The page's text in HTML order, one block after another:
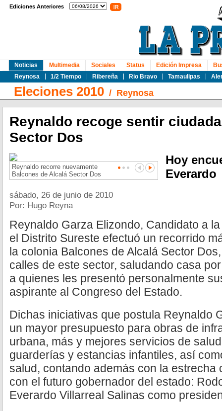
Ediciones Anteriores
Noticias
Reynosa
1/2 Tiempo Ribereña Rio Bravo Tamaulipas
Multimedia Sociales Status Edición Impresa
Eleciones 2010 / Reynosa
Reynaldo recoge sentir
Sector Dos
Reynaldo recorre nuevamente
Balcones de Alcalá Sector Dos
Hoy
Everardo
sábado, 26 de junio de 2010
Por: Hugo Reyna
Reynaldo Garza Elizondo, Candidato a
el Distrito Sureste efectuó un recorrido
la colonia Balcones de Alcalá Sector
calles de este sector, saludando casa
a quienes les presentó personalmente
aspirante al Congreso del Estado.
Dichas iniciativas que postula Reynaldo
un mayor presupuesto para obras de
urbana, más y mejores servicios de
guarderías y estancias infantiles, así
salud, contando además con la estrecha
con el futuro gobernador del estado:
Everardo Villarreal Salinas como